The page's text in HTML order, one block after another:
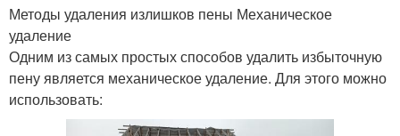
Методы удаления излишков пены Механическое
удаление
Одним из самых простых способов удалить избыточную
пену является механическое удаление. Для этого можно
использовать: